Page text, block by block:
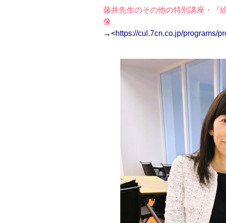
藤井先生のその他の特別講座・『
像
→<https://cul.7cn.co.jp/programs/